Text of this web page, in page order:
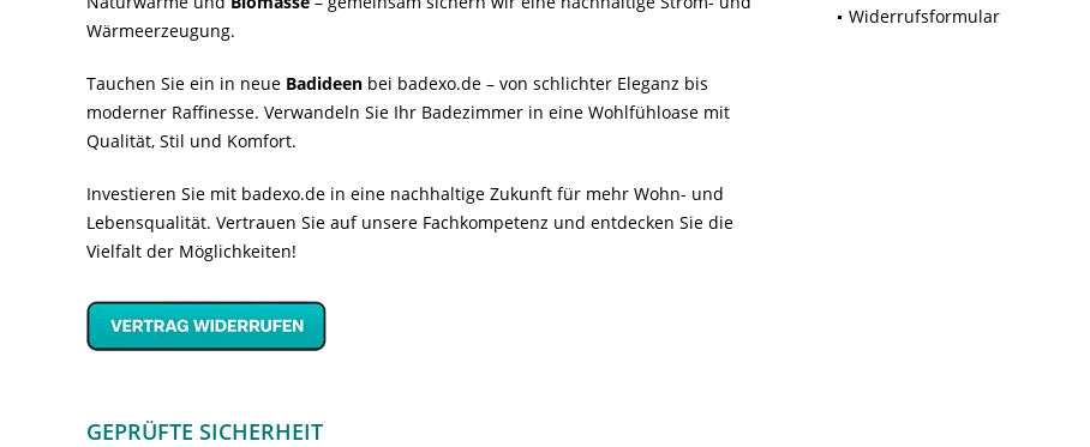
Wärmeerzeugung.
Tauchen Sie ein in neue Badideen bei badexo.de – von schlichter Eleganz bis
moderner Raffinesse. Verwandeln Sie Ihr Badezimmer in eine Wohlfühloase mit
Qualität, Stil und Komfort.
Investieren Sie mit badexo.de in eine nachhaltige Zukunft für mehr Wohn- und
Lebensqualität. Vertrauen Sie auf unsere Fachkompetenz und entdecken Sie die
Vielfalt der Möglichkeiten!
GEPRÜFTE SICHERHEIT
Widerrufsformular